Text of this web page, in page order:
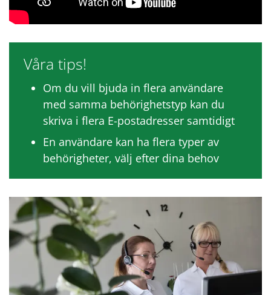
Våra tips!
Om du vill bjuda in flera användare
med samma behörighetstyp kan du
skriva i flera E-postadresser samtidigt
En användare kan ha flera typer av
behörigheter, välj efter dina behov